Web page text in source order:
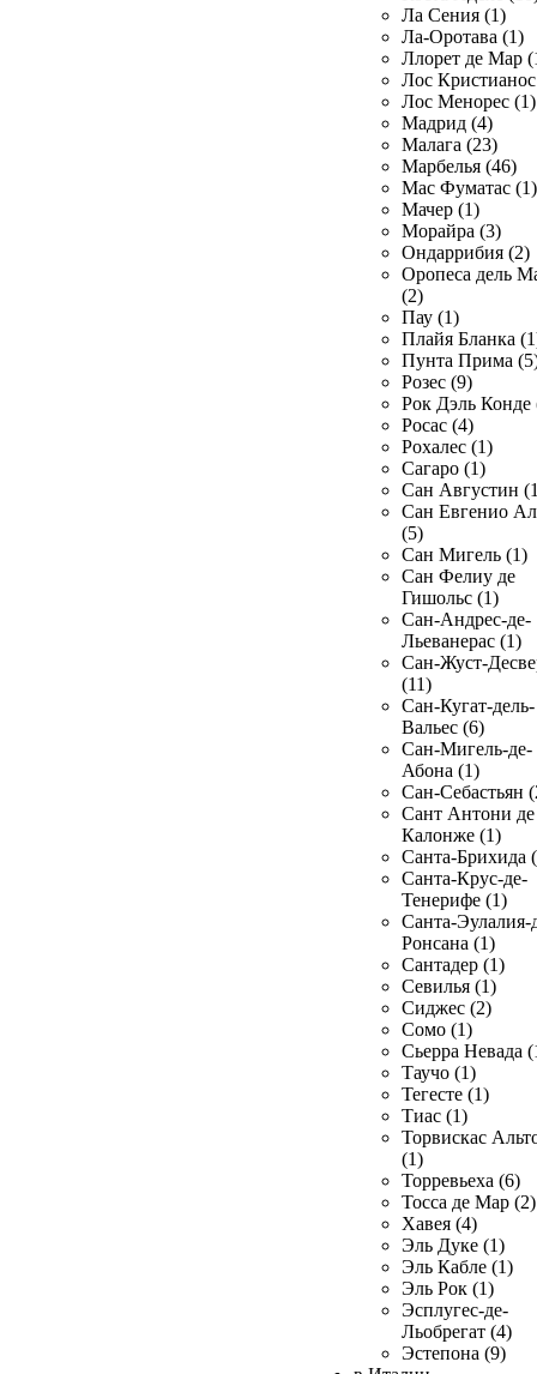
Ла Сения (1)
Ла-Оротава (1)
Ллорет де Мар
Лос
Лос Менорес (1)
Мадрид (4)
Малага (23)
Марбелья (46)
Мас Фуматас (1)
Мачер (1)
Морайра (3)
Ондаррибия (2)
Оропеса дель
(2)
Пау (1)
Плайя Бланка
Пунта Прима
Розес (9)
Рок Дэль Конде
Росас (4)
Рохалес (1)
Сагаро (1)
Сан Августин
Сан Евгенио
(5)
Сан Мигель (1)
Сан Фелиу де
Гишольс (1)
Сан-Андрес-де-
Льеванерас (1)
Сан-Жуст-
(11)
Сан-Кугат-дель-
Вальес (6)
Сан-Мигель-де-
Абона (1)
Сан-Себастьян
Сант Антони де
Калонже (1)
Санта-Брихида
Санта-Крус-де-
Тенерифе (1)
Санта-Эулалия-
Ронсана (1)
Сантадер (1)
Севилья (1)
Сиджес (2)
Сомо (1)
Сьерра Невада
Таучо (1)
Тегесте (1)
Тиас (1)
Торвискас
(1)
Торревьеха (6)
Тосса де Мар (2)
Хавея (4)
Эль Дуке (1)
Эль Кабле (1)
Эль Рок (1)
Эсплугес-де-
Льобрегат (4)
Эстепона (9)